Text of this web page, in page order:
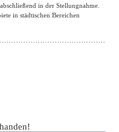
in der Stellungnahme.
in städtischen Bereichen